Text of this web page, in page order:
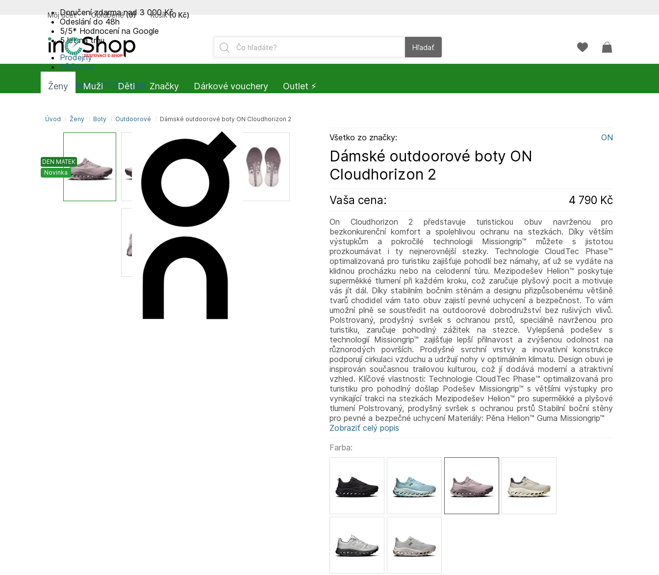
DEN MATEK
Novinka
Všetko zo značky: ON
Dámské outdoorové boty ON
Cloudhorizon 2
Vaša cena: 4 790 Kč
On Cloudhorizon 2 představuje turistickou obuv navrženou pro
bezkonkurenční komfort a spolehlivou ochranu na stezkách. Díky větším
výstupkům a pokročilé technologii Missiongrip™ můžete s jistotou
prozkoumávat i ty nejnerovnější stezky. Technologie CloudTec Phase™
optimalizovaná pro turistiku zajišťuje pohodlí bez námahy, ať už se vydáte na
klidnou procházku nebo na celodenní túru. Mezipodešev Helion™ poskytuje
superměkké tlumení při každém kroku, což zaručuje plyšový pocit a motivuje
vás jít dál. Díky stabilním bočním stěnám a designu přizpůsobenému většině
tvarů chodidel vám tato obuv zajistí pevné uchycení a bezpečnost. To vám
umožní plně se soustředit na outdoorové dobrodružství bez rušivých vlivů.
Polstrovaný, prodyšný svršek s ochranou prstů, speciálně navrženou pro
turistiku, zaručuje pohodlný zážitek na stezce. Vylepšená podešev s
technologií Missiongrip™ zajišťuje lepší přilnavost a zvýšenou odolnost na
různorodých površích. Prodyšné svrchní vrstvy a inovativní konstrukce
podporují cirkulaci vzduchu a udržují nohy v optimálním klimatu. Design obuvi je
inspirován současnou trailovou kulturou, což jí dodává moderní a atraktivní
vzhled. Klíčové vlastnosti: Technologie CloudTec Phase™ optimalizovaná pro
turistiku pro pohodlný došlap Podešev Missiongrip™ s většími výstupky pro
vynikající trakci na stezkách Mezipodešev Helion™ pro superměkké a plyšové
tlumení Polstrovaný, prodyšný svršek s ochranou prstů Stabilní boční stěny
pro pevné a bezpečné uchycení Materiály: Pěna Helion™ Guma Missiongrip™
Zobraziť celý popis
Farba:
Doručení zdarma nad 3 000 Kč
Odeslání do 48h
5/5* Hodnocení na Google
5 let na trhu
Prodejny
Půjčovna
SUMMIT-SPORT CLUB
Hľadať
Môj účet Obľúbené (0) Košík (0 Kč)
Úvod Ženy Boty Outdoorové Dámské outdoorové boty ON Cloudhorizon 2
Ženy Muži Děti Značky Dárkové vouchery Outlet ⚡️